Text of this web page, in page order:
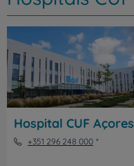
Hospital CUF Açores
+351 296 248 000